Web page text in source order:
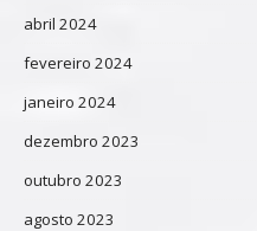
abril 2024
fevereiro 2024
janeiro 2024
dezembro 2023
outubro 2023
agosto 2023